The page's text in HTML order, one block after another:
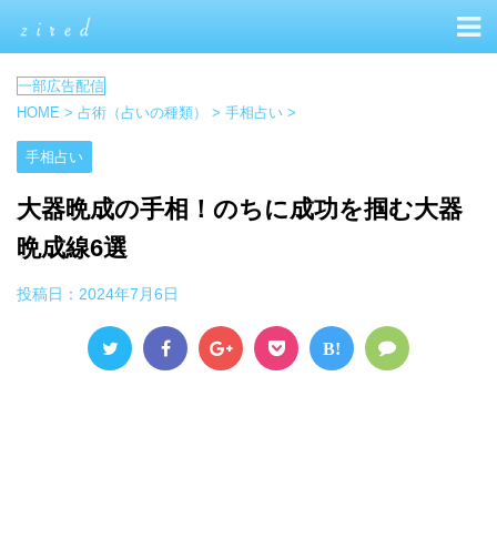
HOME > 占術（占いの種類） > 手相占い >
手相占い
大器晩成の手相！のちに成功を掴む大器
晩成線6選
投稿日： 2024年7月6日
B!